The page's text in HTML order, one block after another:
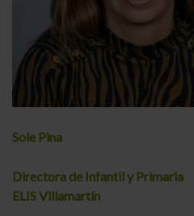
Sole Pina
Directora de Infantil y Primaria
ELIS Villamartín